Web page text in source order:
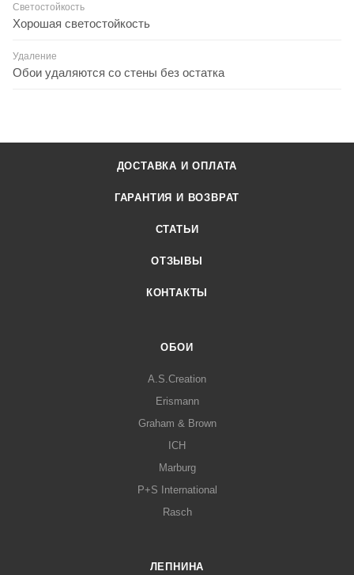
Светостойкость
Хорошая светостойкость
Удаление
Обои удаляются со стены без остатка
ДОСТАВКА И ОПЛАТА
ГАРАНТИЯ И ВОЗВРАТ
СТАТЬИ
ОТЗЫВЫ
КОНТАКТЫ
ОБОИ
A.S.Creation
Erismann
Graham & Brown
ICH
Marburg
P+S International
Rasch
ЛЕПНИНА